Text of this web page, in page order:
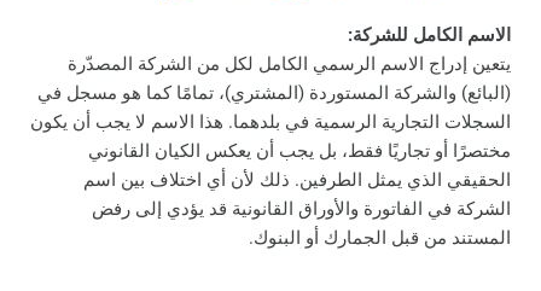
الاسم الكامل للشركة:
يتعين إدراج الاسم الرسمي الكامل لكل من الشركة المصدّرة
(البائع) والشركة المستوردة (المشتري)، تمامًا كما هو مسجل في
السجلات التجارية الرسمية في بلدهما. هذا الاسم لا يجب أن يكون
مختصرًا أو تجاريًا فقط، بل يجب أن يعكس الكيان القانوني
الحقيقي الذي يمثل الطرفين. ذلك لأن أي اختلاف بين اسم
الشركة في الفاتورة والأوراق القانونية قد يؤدي إلى رفض
المستند من قبل الجمارك أو البنوك.